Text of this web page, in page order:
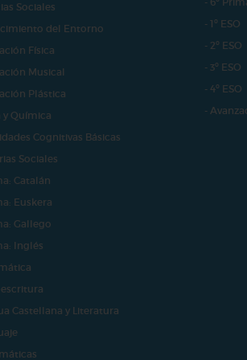
Sociales
del Entorno
Física
Musical
Plástica
y Química
Cognitivas Básicas
Sociales
Catalán
Euskera
Gallego
Inglés
Castellana y Literatura
- 1º ESO
- 2º ESO
- 3º ESO
- 4º ESO
-